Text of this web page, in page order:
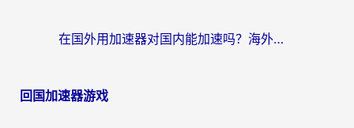
在国外用加速器对国内能加速吗？海外党亲测有效的无缝访问指南
回国加速器游戏